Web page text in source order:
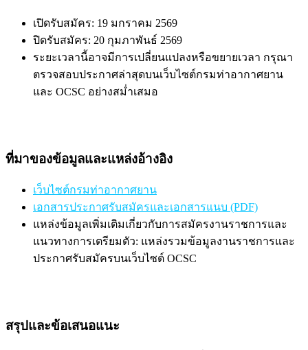
เปิดรับสมัคร: 19 มกราคม 2569
ปิดรับสมัคร: 20 กุมภาพันธ์ 2569
ระยะเวลานี้อาจมีการเปลี่ยนแปลงหรือขยายเวลา กรุณา
ตรวจสอบประกาศล่าสุดบนเว็บไซต์กรมท่าอากาศยาน
และ OCSC อย่างสม่ำเสมอ
ที่มาของข้อมูลและแหล่งอ้างอิง
เว็บไซต์กรมท่าอากาศยาน
เอกสารประกาศรับสมัครและเอกสารแนบ (PDF)
แหล่งข้อมูลเพิ่มเติมเกี่ยวกับการสมัครงานราชการและ
แนวทางการเตรียมตัว: แหล่งรวมข้อมูลงานราชการและ
ประกาศรับสมัครบนเว็บไซต์ OCSC
สรุปและข้อเสนอแนะ